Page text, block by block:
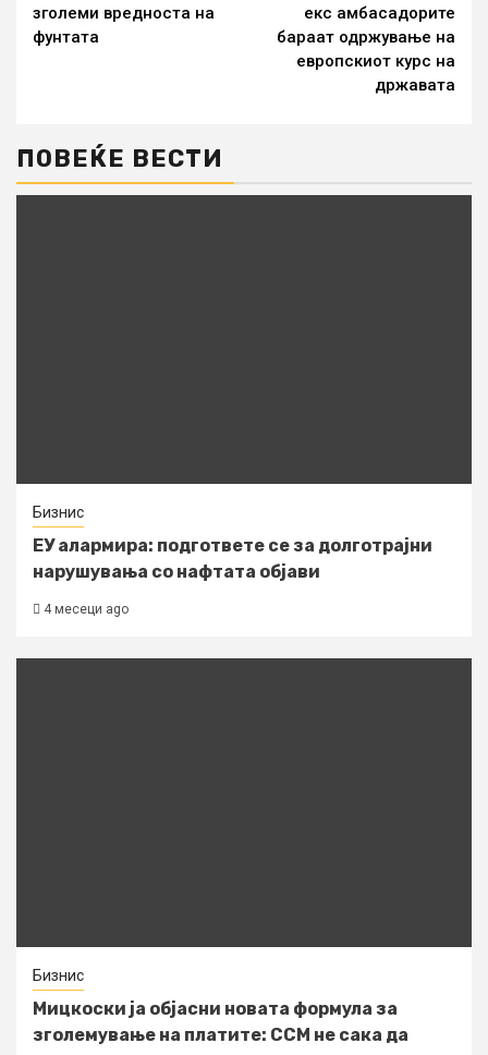
зголеми вредноста на
фунтата
екс амбасадорите
бараат одржување на
европскиот курс на
државата
ПОВЕЌЕ ВЕСТИ
Бизнис
ЕУ алармира: подгответе се за долготрајни
нарушувања со нафтата објави
4 месеци ago
Бизнис
Мицкоски ја објасни новата формула за
зголемување на платите: ССМ не сака да